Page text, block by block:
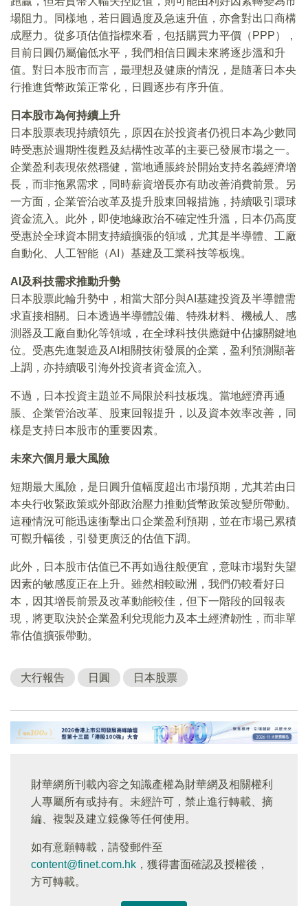
場阻力。同樣地，若日圓過度及急速升值，亦會對出口商構
成壓力。從多項估值指標來看，包括購買力平價（PPP），
目前日圓仍屬偏低水平，我們相信日圓未來將逐步溫和升
值。對日本股市而言，最理想及健康的情況，是隨著日本央
行推進貨幣政策正常化，日圓逐步有序升值。
日本股市為何持續上升
日本股票表現持續領先，原因在於投資者仍視日本為少數同
時受惠於週期性復甦及結構性改革的主要已發展市場之一。
企業盈利表現依然穩健，當地通脹終於開始支持名義經濟增
長，而非拖累需求，同時薪資增長亦有助改善消費前景。另
一方面，企業管治改革及提升股東回報措施，持續吸引環球
資金流入。此外，即使地緣政治不確定性升溫，日本仍高度
受惠於全球資本開支持續擴張的領域，尤其是半導體、工廠
自動化、人工智能（AI）基建及工業科技等板塊。
AI及科技需求推動升勢
日本股票此輪升勢中，相當大部分與AI基建投資及半導體需
求直接相關。日本透過半導體設備、特殊材料、機械人、感
測器及工廠自動化等領域，在全球科技供應鏈中佔據關鍵地
位。受惠先進製造及AI相關技術發展的企業，盈利預測顯著
上調，亦持續吸引海外投資者資金流入。
不過，日本投資主題並不局限於科技板塊。當地經濟再通
脹、企業管治改革、股東回報提升，以及資本效率改善，同
樣是支持日本股市的重要因素。
未來六個月最大風險
短期最大風險，是日圓升值幅度超出市場預期，尤其若由日
本央行收緊政策或外部政治壓力推動貨幣政策改變所帶動。
這種情況可能迅速衝擊出口企業盈利預期，並在市場已累積
可觀升幅後，引發更廣泛的估值下調。
此外，日本股市估值已不再如過往般便宜，意味市場對失望
因素的敏感度正在上升。雖然相較歐洲，我們仍較看好日
本，因其增長前景及改革動能較佳，但下一階段的回報表
現，將更取決於企業盈利兌現能力及本土經濟韌性，而非單
靠估值擴張帶動。
大行報告 日圓 日本股票
財華網所刊載內容之知識產權為財華網及相關權利
人專屬所有或持有。未經許可，禁止進行轉載、摘
編、複製及建立鏡像等任何使用。
如有意願轉載，請發郵件至
content@finet.com.hk ，獲得書面確認及授權後，
方可轉載。